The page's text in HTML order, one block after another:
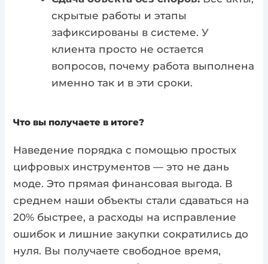
скрытые работы и этапы
зафиксированы в системе. У
клиента просто не остается
вопросов, почему работа выполнена
именно так и в эти сроки.
Что вы получаете в итоге?
Наведение порядка с помощью простых
цифровых инструментов — это не дань
моде. Это прямая финансовая выгода. В
среднем наши объекты стали сдаваться на
20% быстрее, а расходы на исправление
ошибок и лишние закупки сократились до
нуля. Вы получаете свободное время,